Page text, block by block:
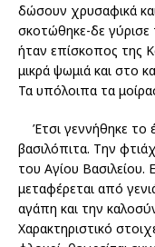
δώσουν χρυσαφικά
σκοτώθηκε-δε
ήταν επίσκοπος της
μικρά ψωμιά και στο
Τα υπόλοιπα τα
Έτσι γεννήθηκε το
βασιλόπιτα. Την
του Αγίου Βασιλείου.
μεταφέρεται από
αγάπη και την
Χαρακτηριστικό